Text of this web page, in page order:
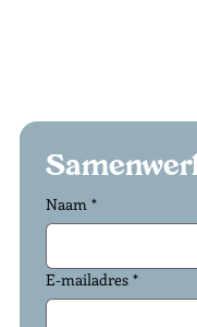
Naam *
E-mailadres *